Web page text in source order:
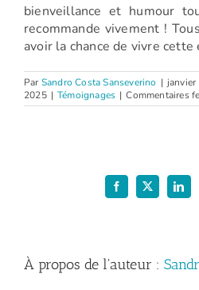
bienveillance et humour
recommande vivement !
avoir la chance de vivre cette
Par Sandro Costa Sanseverino | janvier
2025 | Témoignages | Commentaires
Facebook
X
À propos de l'auteur :